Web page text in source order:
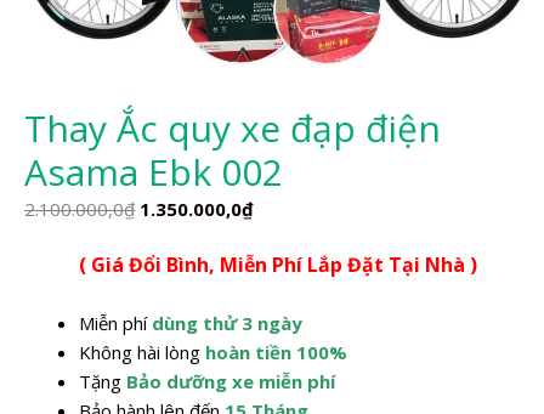
Thay Ắc quy xe đạp điện
Asama Ebk 002
2.100.000,0₫ Giá
là:
1.350.000,0₫Giá
tại
1.350.000,0₫.
( Giá Đổi Bình, Miễn Phí Lắp Đặt Tại Nhà )
Miễn phí dùng thử 3 ngày
Không hài lòng hoàn tiền 100%
Tặng Bảo dưỡng xe miễn phí